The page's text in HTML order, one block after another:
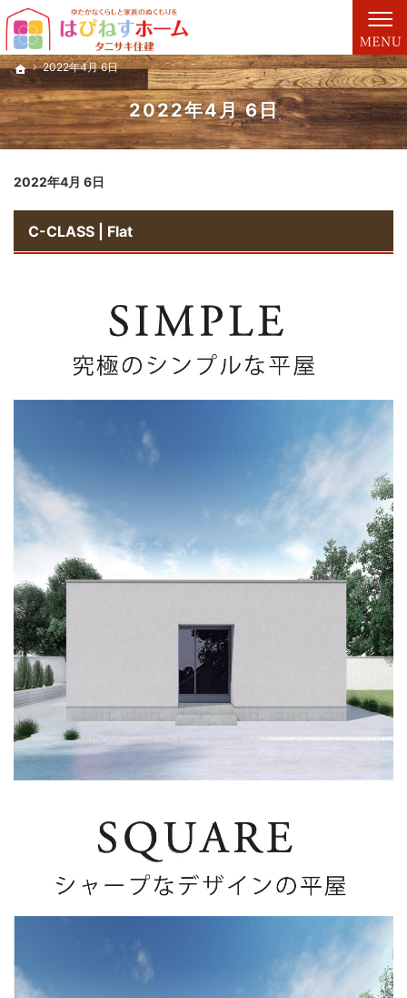
ホーム
2022年4月 6日
2022年4月 6日
プロの目線からご提案。富山市・黒部市・滑川市・魚津市の注文住宅・新築戸建てを手が
富山市・黒部市・滑川市・魚津市の注文住宅・新築戸建てを手がける工務店ならタニサキ
2022年4月 6日
C-CLASS | Flat
ホーム
2022年4月 6日